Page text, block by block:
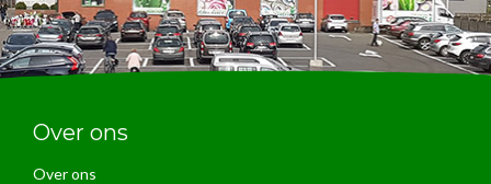
Over ons
Over ons